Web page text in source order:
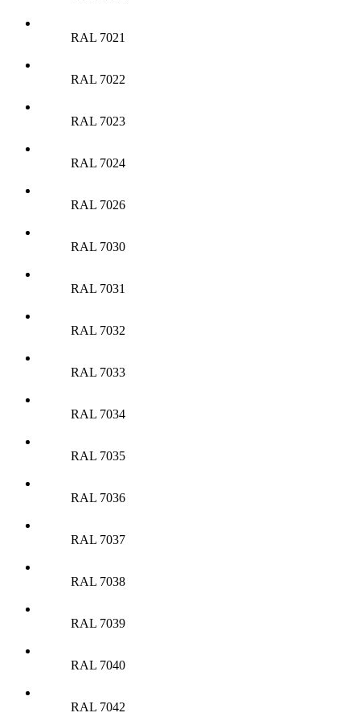
RAL 7021
RAL 7022
RAL 7023
RAL 7024
RAL 7026
RAL 7030
RAL 7031
RAL 7032
RAL 7033
RAL 7034
RAL 7035
RAL 7036
RAL 7037
RAL 7038
RAL 7039
RAL 7040
RAL 7042